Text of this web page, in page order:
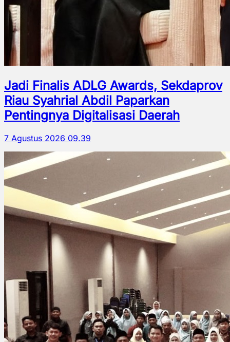
Jadi Finalis ADLG Awards, Sekdaprov
Riau Syahrial Abdil Paparkan
Pentingnya Digitalisasi Daerah
7 Agustus 2026 09.39